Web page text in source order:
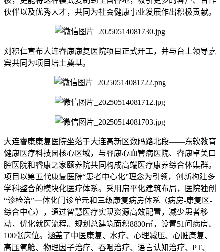
伙伴以及优秀人才，共同为社会健康事业发展作出积极贡献。
刘积仁宣布大连睿康康复医院项目正式开工，并与台上领导嘉
宾共同为项目培土奠基。
大连睿康康复医院坐落于大连高新区数码路北段——东软教育
健康医疗科技园核心区域，与睿康心血管病医院、睿康卓美口
腔医院和睿康之家颐养院共同构成高端医疗康养综合体集群。
项目以第五代康复医院“患者中心化”理念为引领，创新构建多
学科整合的模块化医疗体系。采用扁平化建筑布局，医院独创
“诊检治”一体化门诊单元和三级康复病房体系（病房-康复区-
综合中心），通过智慧医疗实现资源高效配置，减少患者移
动，优化就医流程。规划总建筑面积8800㎡，设置51间病房、
100张床位。涵盖了中医康复、水疗、心理减压、心脏康复、
高压氧舱、物理因子治疗、吞咽治疗、语言认知治疗、PT、